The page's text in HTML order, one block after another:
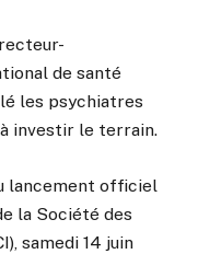
de santé
les psychiatres
investir le terrain.
lancement officiel
la Société des
samedi 14 juin